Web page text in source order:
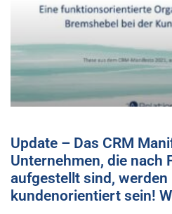
Update – Das CRM
Unternehmen, die nach
aufgestellt sind, werden
kundenorientiert sein!